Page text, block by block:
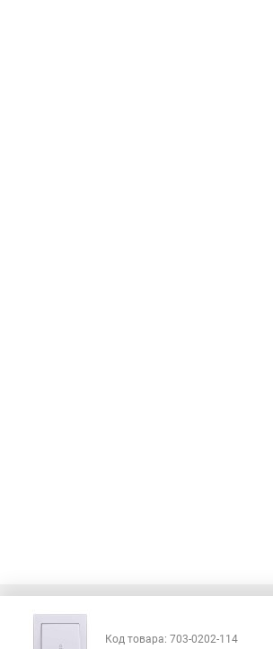
Код товара: 703-0202-114